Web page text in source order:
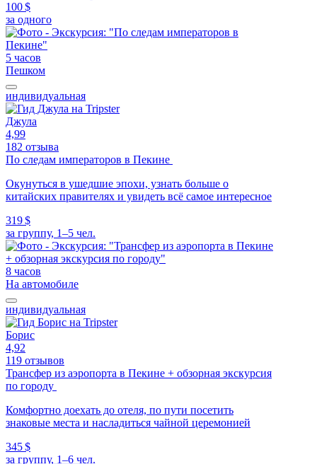
100 $
за одного
5 часов
Пешком
индивидуальная
Джула
4,99
182 отзыва
По следам императоров в Пекине
Окунуться в ушедшие эпохи, узнать больше о
китайских правителях и увидеть всё самое интересное
319 $
за группу, 1–5 чел.
8 часов
На автомобиле
индивидуальная
Борис
4,92
119 отзывов
Трансфер из аэропорта в Пекине + обзорная экскурсия
по городу
Комфортно доехать до отеля, по пути посетить
знаковые места и насладиться чайной церемонией
345 $
за группу, 1–6 чел.